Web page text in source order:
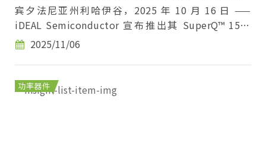
业界领先的 150V MOSFET，实现创纪录低电阻
宾夕法尼亚州利哈伊谷，2025 年 10 月 16 日 ——
iDEAL Semiconductor 宣布推出其 SuperQ™ 150V
MOSFET 系列，该系列现已量产，并提供多种业界标
准...
2025/11/06
功率器件